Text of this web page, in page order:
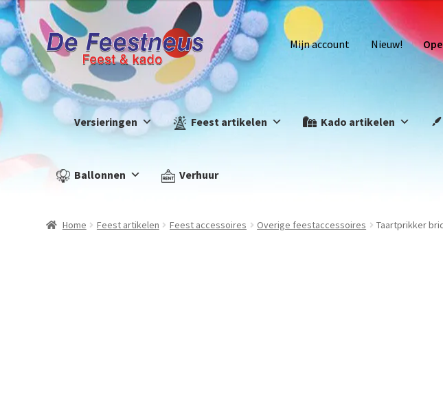
Mijn account Nieuw!
Versieringen Feest artikelen Kado artikelen
Ballonnen Verhuur
Home Feest artikelen Feest accessoires Overige feestaccessoires Taartprikker